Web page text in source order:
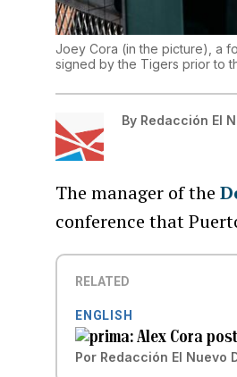
Joey Cora (in the picture), a
signed by the Tigers prior to
By Redacción El
The manager of the
conference that
RELATED
ENGLISH
Alex Cora
Por Redacción El Nuevo